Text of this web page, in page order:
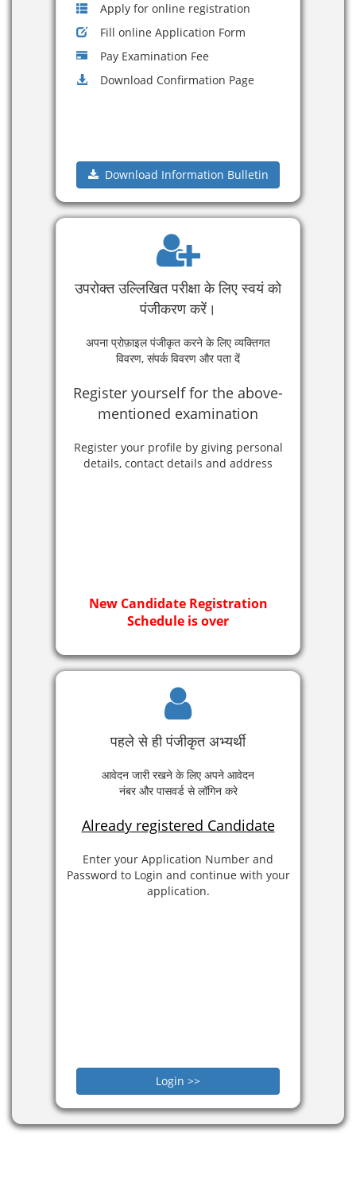
Apply for online registration
Fill online Application Form
Pay Examination Fee
Download Confirmation Page
Download Information Bulletin
उपरोक्त उल्लिखित परीक्षा के लिए स्वयं को
पंजीकरण करें।
अपना प्रोफ़ाइल पंजीकृत करने के लिए व्यक्तिगत
विवरण, संपर्क विवरण और पता दें
Register yourself for the above-
mentioned examination
Register your profile by giving personal
details, contact details and address
New Candidate Registration
Schedule is over
पहले से ही पंजीकृत अभ्यर्थी
आवेदन जारी रखने के लिए अपने आवेदन
नंबर और पासवर्ड से लॉगिन करे
Already registered Candidate
Enter your Application Number and
Password to Login and continue with your
application.